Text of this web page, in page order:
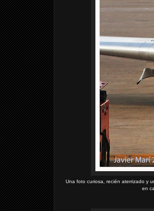
Una foto curiosa, recién aterrizado y
en